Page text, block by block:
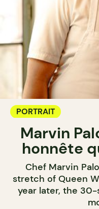
PORTRAIT
Marvin
honnête
Chef Marvin
stretch of Queen
year later, the